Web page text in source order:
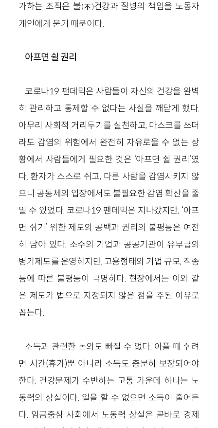
가하는 조직은 불(不)건강과 질병의 책임을 노동자
개인에게 묻기 때문이다.
아프면 쉴 권리
코로나19 팬데믹은 사람들이 자신의 건강을 완벽
히 관리하고 통제할 수 없다는 사실을 깨닫게 했다.
아무리 사회적 거리두기를 실천하고, 마스크를 쓰더
라도 감염의 위험에서 완전히 자유로울 수 없는 상
황에서 사람들에게 필요한 것은 ‘아프면 쉴 권리’였
다. 환자가 스스로 쉬고, 다른 사람을 감염시키지 않
으니 공동체의 입장에서도 불필요한 감염 확산을 줄
일 수 있었다. 코로나19 팬데믹은 지나갔지만, ‘아프
면 쉬기’ 위한 제도의 공백과 권리의 불평등은 여전
히 남아 있다. 소수의 기업과 공공기관이 유무급의
병가제도를 운영하지만, 고용형태와 기업 규모, 직종
등에 따른 불평등이 극명하다. 현장에서는 이와 같
은 제도가 법으로 지정되지 않은 점을 주된 이유로
꼽는다.
소득과 관련한 논의도 빠질 수 없다. 아플 때 쉬려
면 시간(휴가)뿐 아니라 소득도 충분히 보장되어야
한다. 건강문제가 수반하는 고통 가운데 하나는 노
동력의 상실이다. 일을 할 수 없으면 소득이 줄어든
다. 임금중심 사회에서 노동력 상실은 곧바로 경제